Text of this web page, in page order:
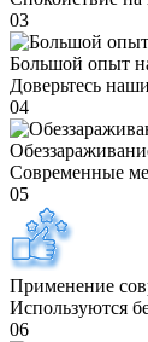
03
Большой опыт
Доверьтесь
04
Современные
05
Применение
Используются
06